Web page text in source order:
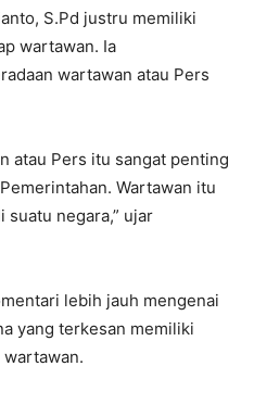
S.Pd justru memiliki
wartawan. Ia
wartawan atau Pers
atau Pers itu sangat penting
Wartawan itu
negara,” ujar
lebih jauh mengenai
yang terkesan memiliki